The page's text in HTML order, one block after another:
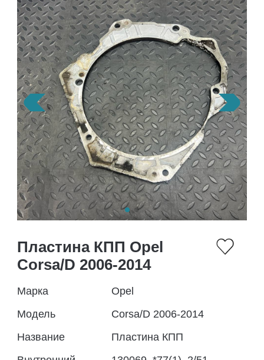
Пластина КПП Opel
Corsa/D 2006-2014
Марка
Opel
Модель
Corsa/D 2006-2014
Название
Пластина КПП